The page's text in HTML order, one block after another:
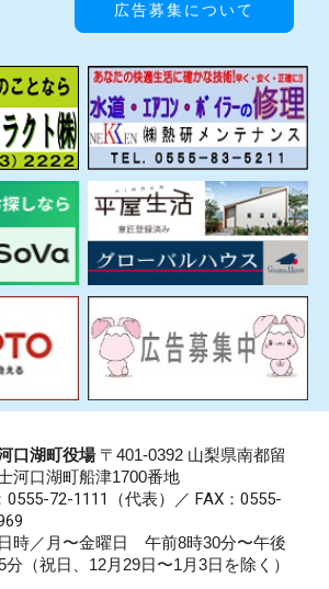
広告募集について
口湖町役場〒401-0392 山梨県南都留
河口湖町船津1700番地
0555-72-1111 （代表）／ FAX：0555-
時／月〜金曜日 午前8時30分〜午後
分（祝日、12月29日〜1月3日を除く）